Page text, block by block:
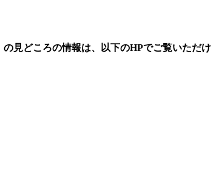
の見どころの情報は、以下のHPでご覧いただけ